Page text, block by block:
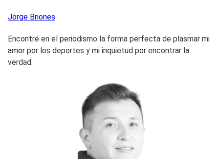
Jorge Briones
Encontré en el periodismo la forma perfecta de plasmar mi
amor por los deportes y mi inquietud por encontrar la
verdad.